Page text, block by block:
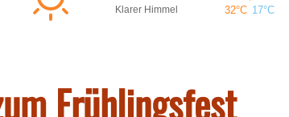
Frühlingsfest